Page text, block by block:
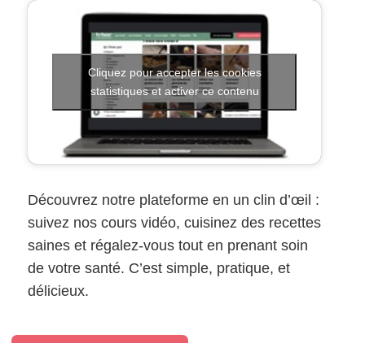
Cliquez pour accepter les cookies
statistiques et activer ce contenu
Découvrez notre plateforme en un clin d’œil :
suivez nos cours vidéo, cuisinez des recettes
saines et régalez-vous tout en prenant soin
de votre santé. C’est simple, pratique, et
délicieux.